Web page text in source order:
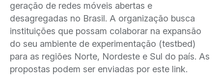
geração de redes móveis abertas e
desagregadas no Brasil. A organização busca
instituições que possam colaborar na expansão
do seu ambiente de experimentação (testbed)
para as regiões Norte, Nordeste e Sul do país. As
propostas podem ser enviadas por este link.